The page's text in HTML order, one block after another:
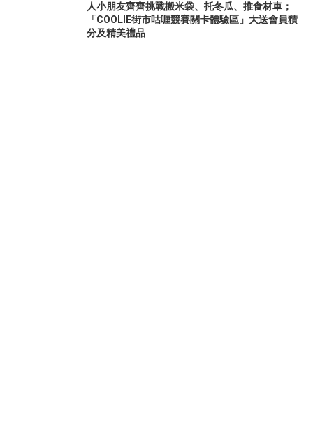
人小朋友齊齊挑戰搬米袋、托冬瓜、推食材車；
「COOLIE街市咕喱競賽關卡體驗區」大送會員積
分及精美禮品